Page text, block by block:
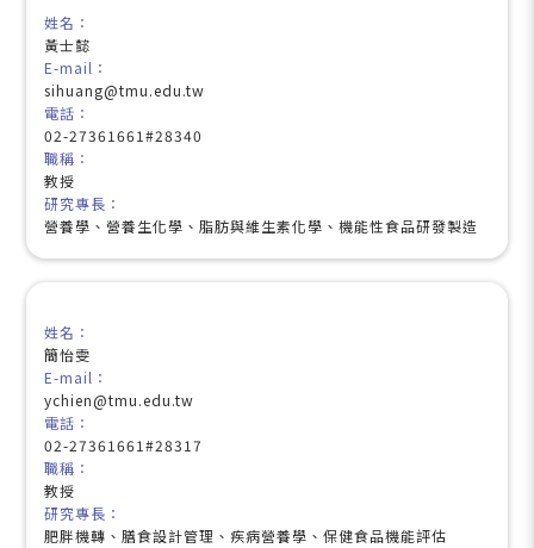
姓名：
黃士懿
E-mail：
sihuang@tmu.edu.tw
電話：
02-27361661#28340
職稱：
教授
研究專長：
營養學、營養生化學、脂肪與維生素化學、機能性食品研發製造
姓名：
簡怡雯
E-mail：
ychien@tmu.edu.tw
電話：
02-27361661#28317
職稱：
教授
研究專長：
肥胖機轉、膳食設計管理、疾病營養學、保健食品機能評估